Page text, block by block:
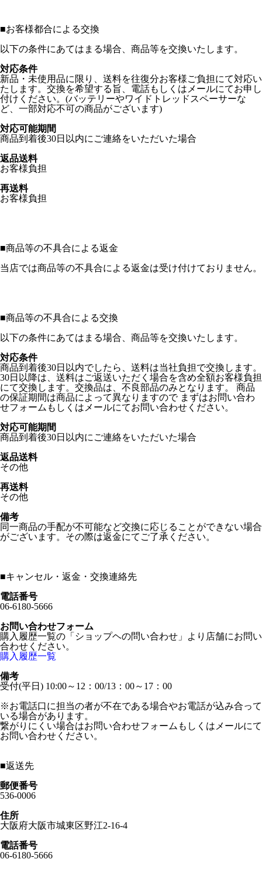
■お客様都合による交換
以下の条件にあてはまる場合、商品等を交換いたします。
対応条件
新品・未使用品に限り、送料を往復分お客様ご負担にて対応い
たします。交換を希望する旨、電話もしくはメールにてお申し
付けください。(バッテリーやワイドトレッドスペーサーな
ど、一部対応不可の商品がございます)
対応可能期間
商品到着後30日以内にご連絡をいただいた場合
返品送料
お客様負担
再送料
お客様負担
■商品等の不具合による返金
当店では商品等の不具合による返金は受け付けておりません。
■商品等の不具合による交換
以下の条件にあてはまる場合、商品等を交換いたします。
対応条件
商品到着後30日以内でしたら、送料は当社負担で交換します。
30日以降は、送料はご返送いただく場合を含め全額お客様負担
にて交換します。交換品は、不良部品のみとなります。 商品
の保証期間は商品によって異なりますので まずはお問い合わ
せフォームもしくはメールにてお問い合わせください。
対応可能期間
商品到着後30日以内にご連絡をいただいた場合
返品送料
その他
再送料
その他
備考
同一商品の手配が不可能など交換に応じることができない場合
がございます。その際は返金にてご了承ください。
■キャンセル・返金・交換連絡先
電話番号
06-6180-5666
お問い合わせフォーム
購入履歴一覧の「ショップヘの問い合わせ」より店舗にお問い
合わせください。
購入履歴一覧
備考
受付(平日) 10:00～12：00/13：00～17：00
※お電話口に担当の者が不在である場合やお電話が込み合って
いる場合があります。
繋がりにくい場合はお問い合わせフォームもしくはメールにて
お問い合わせください。
■返送先
郵便番号
536-0006
住所
大阪府大阪市城東区野江2-16-4
電話番号
06-6180-5666